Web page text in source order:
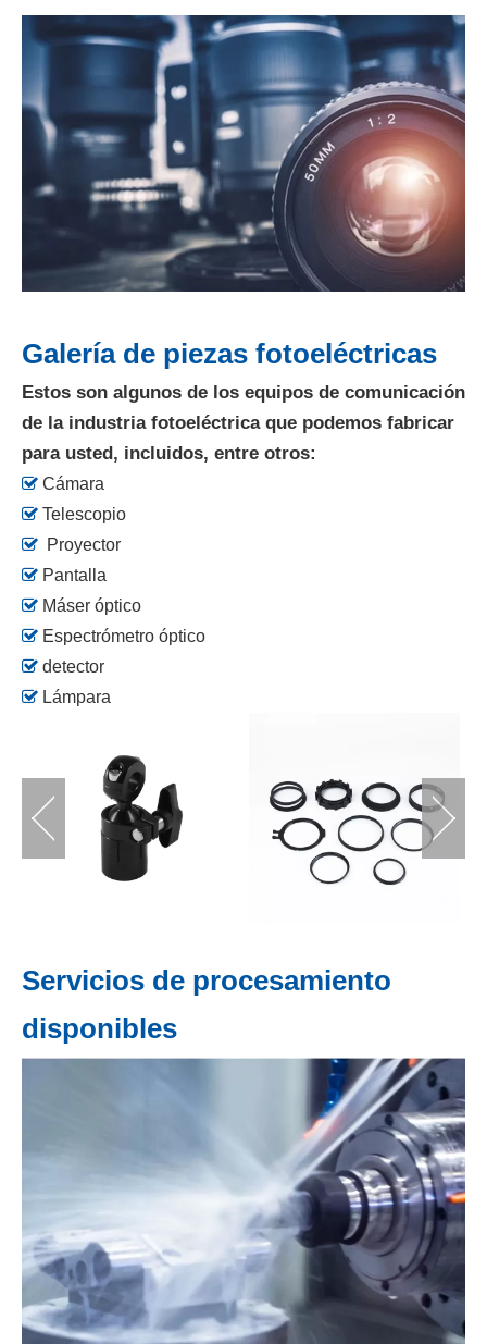
Galería de piezas fotoeléctricas
Estos son algunos de los equipos de comunicación
de la industria fotoeléctrica que podemos fabricar
para usted, incluidos, entre otros:
 Cámara
 Telescopio
 Proyector
 Pantalla
 Máser óptico
 Espectrómetro óptico
 detector
 Lámpara
Servicios de procesamiento
disponibles